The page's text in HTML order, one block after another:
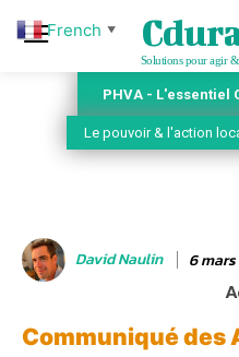
Solutions pour agir
PHVA - L'essentiel
Le pouvoir & l'action
David Naulin 6 mars
Communiqué des
French ▼